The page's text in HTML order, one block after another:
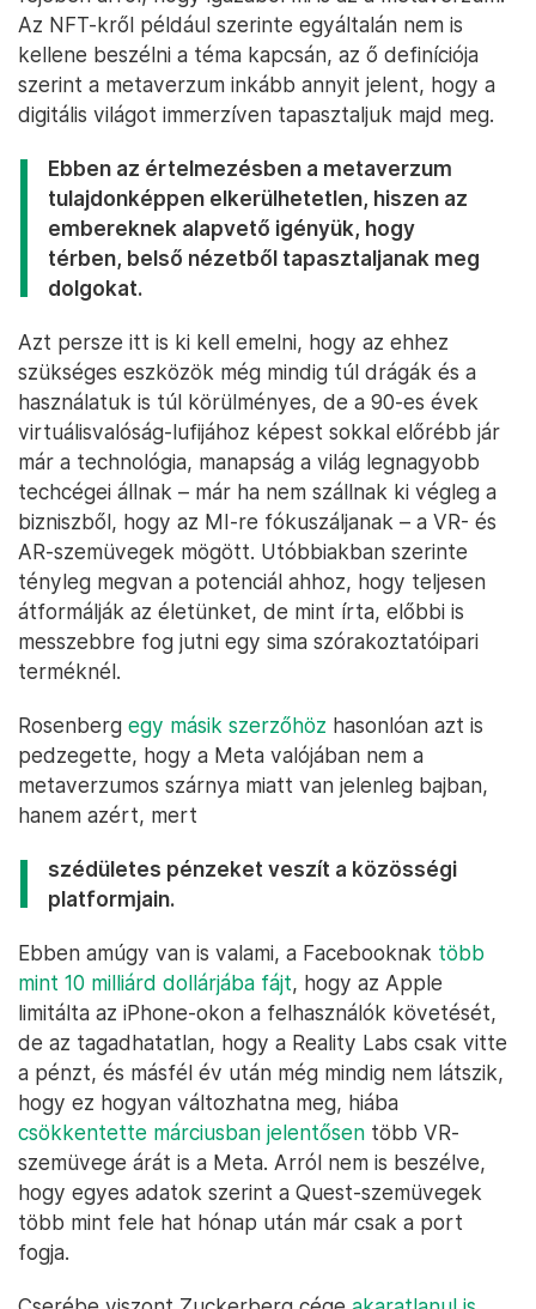
Az NFT-kről például szerinte egyáltalán nem is
kellene beszélni a téma kapcsán, az ő definíciója
szerint a metaverzum inkább annyit jelent, hogy a
digitális világot immerzíven tapasztaljuk majd meg.
Ebben az értelmezésben a metaverzum
tulajdonképpen elkerülhetetlen, hiszen az
embereknek alapvető igényük, hogy
térben, belső nézetből tapasztaljanak meg
dolgokat.
Azt persze itt is ki kell emelni, hogy az ehhez
szükséges eszközök még mindig túl drágák és a
használatuk is túl körülményes, de a 90-es évek
virtuálisvalóság-lufijához képest sokkal előrébb jár
már a technológia, manapság a világ legnagyobb
techcégei állnak – már ha nem szállnak ki végleg a
bizniszből, hogy az MI-re fókuszáljanak – a VR- és
AR-szemüvegek mögött. Utóbbiakban szerinte
tényleg megvan a potenciál ahhoz, hogy teljesen
átformálják az életünket, de mint írta, előbbi is
messzebbre fog jutni egy sima szórakoztatóipari
terméknél.
Rosenberg egy másik szerzőhöz hasonlóan azt is
pedzegette, hogy a Meta valójában nem a
metaverzumos szárnya miatt van jelenleg bajban,
hanem azért, mert
szédületes pénzeket veszít a közösségi
platformjain.
Ebben amúgy van is valami, a Facebooknak több
mint 10 milliárd dollárjába fájt, hogy az Apple
limitálta az iPhone-okon a felhasználók követését,
de az tagadhatatlan, hogy a Reality Labs csak vitte
a pénzt, és másfél év után még mindig nem látszik,
hogy ez hogyan változhatna meg, hiába
csökkentette márciusban jelentősen több VR-
szemüvege árát is a Meta. Arról nem is beszélve,
hogy egyes adatok szerint a Quest-szemüvegek
több mint fele hat hónap után már csak a port
fogja.